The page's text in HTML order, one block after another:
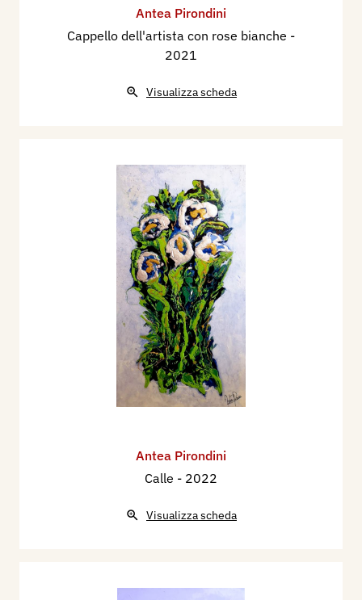
Antea Pirondini
Cappello dell'artista con rose bianche -
2021
Visualizza scheda
Antea Pirondini
Calle - 2022
Visualizza scheda